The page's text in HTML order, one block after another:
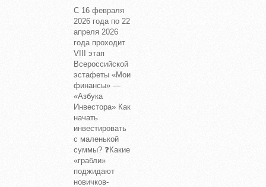
С 16 февраля
2026 года по 22
апреля 2026
года проходит
VIII этап
Всероссийской
эстафеты «Мои
финансы» —
«Азбука
Инвестора» Как
начать
инвестировать
с маленькой
суммы? ❓Какие
«грабли»
поджидают
новичков-